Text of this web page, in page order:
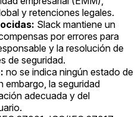
y retenciones legales.
Slack mantiene un
por errores para
y la resolución de
de seguridad.
no se indica ningún estado de
embargo, la seguridad
adecuada y del